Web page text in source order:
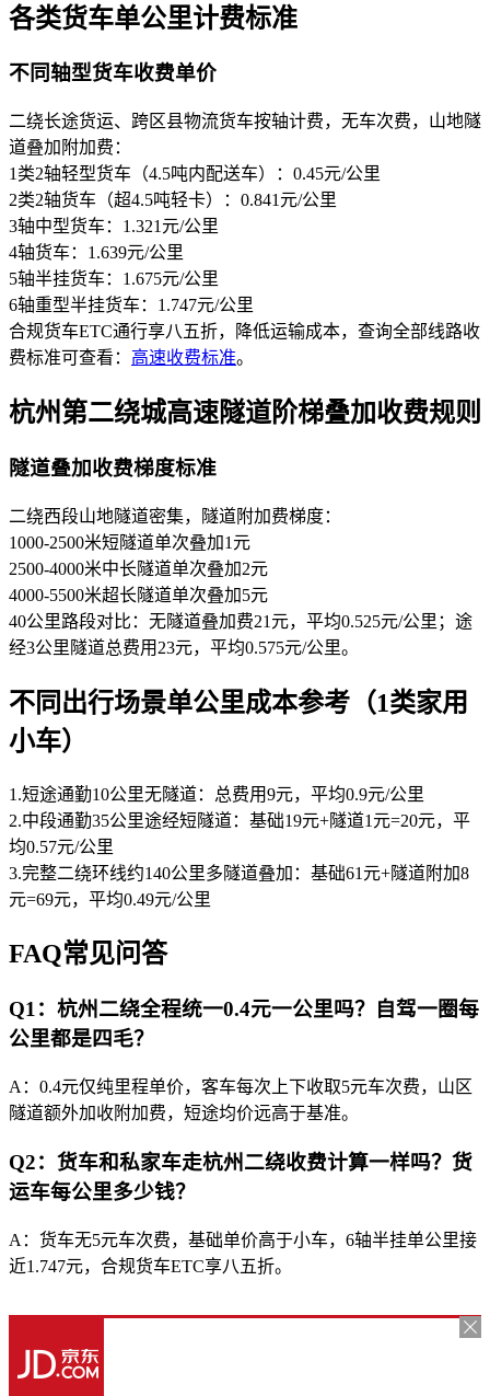
各类货车单公里计费标准
不同轴型货车收费单价
二绕长途货运、跨区县物流货车按轴计费，无车次费，山地隧
道叠加附加费：
1类2轴轻型货车（4.5吨内配送车）：0.45元/公里
2类2轴货车（超4.5吨轻卡）：0.841元/公里
3轴中型货车：1.321元/公里
4轴货车：1.639元/公里
5轴半挂货车：1.675元/公里
6轴重型半挂货车：1.747元/公里
合规货车ETC通行享八五折，降低运输成本，查询全部线路收
费标准可查看： 高速收费标准。
杭州第二绕城高速隧道阶梯叠加收费规则
隧道叠加收费梯度标准
二绕西段山地隧道密集，隧道附加费梯度：
1000-2500米短隧道单次叠加1元
2500-4000米中长隧道单次叠加2元
4000-5500米超长隧道单次叠加5元
40公里路段对比：无隧道叠加费21元，平均0.525元/公里；途
经3公里隧道总费用23元，平均0.575元/公里。
不同出行场景单公里成本参考（1类家用
小车）
1.短途通勤10公里无隧道：总费用9元，平均0.9元/公里
2.中段通勤35公里途经短隧道：基础19元+隧道1元=20元，平
均0.57元/公里
3.完整二绕环线约140公里多隧道叠加：基础61元+隧道附加8
元=69元，平均0.49元/公里
FAQ常见问答
Q1：杭州二绕全程统一0.4元一公里吗？自驾一圈每
公里都是四毛？
A：0.4元仅纯里程单价，客车每次上下收取5元车次费，山区
隧道额外加收附加费，短途均价远高于基准。
Q2：货车和私家车走杭州二绕收费计算一样吗？货
运车每公里多少钱？
A：货车无5元车次费，基础单价高于小车，6轴半挂单公里接
近1.747元，合规货车ETC享八五折。